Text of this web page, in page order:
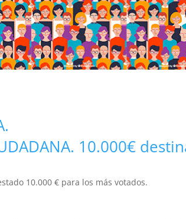
10.000€
10.000 € para los más votados.